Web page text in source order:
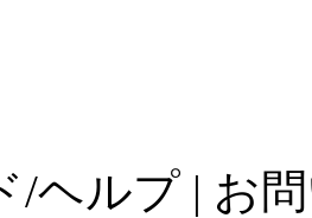
/ヘルプ | お